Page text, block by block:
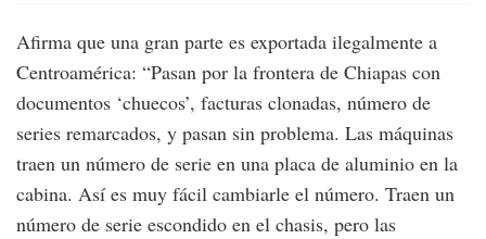
Afirma que una gran parte es exportada ilegalmente a
Centroamérica: “Pasan por la frontera de Chiapas con
documentos ‘chuecos’, facturas clonadas, número de
series remarcados, y pasan sin problema. Las máquinas
traen un número de serie en una placa de aluminio en la
cabina. Así es muy fácil cambiarle el número. Traen un
número de serie escondido en el chasis, pero las